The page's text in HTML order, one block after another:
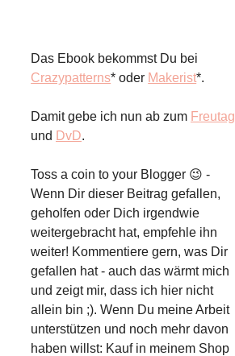
Das Ebook bekommst Du bei
Crazypatterns* oder Makerist*.
Damit gebe ich nun ab zum Freutag
und DvD.
Toss a coin to your Blogger 😉 -
Wenn Dir dieser Beitrag gefallen,
geholfen oder Dich irgendwie
weitergebracht hat, empfehle ihn
weiter! Kommentiere gern, was Dir
gefallen hat - auch das wärmt mich
und zeigt mir, dass ich hier nicht
allein bin ;). Wenn Du meine Arbeit
unterstützen und noch mehr davon
haben willst: Kauf in meinem Shop